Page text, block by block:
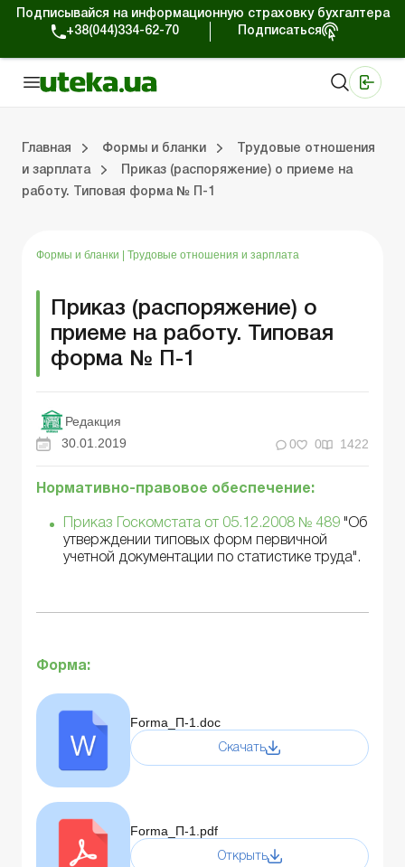
Подписывайся на информационную страховку бухгалтера
+38(044)334-62-70
Подписаться
Главная Формы и бланки
Трудовые отношения
и зарплата
Приказ (распоряжение) о приеме на
работу. Типовая форма № П-1
Формы и бланки Трудовые отношения и зарплата
Приказ (распоряжение) о
приеме на работу. Типовая
форма № П-1
Редакция
30.01.2019
0 0 1422
Нормативно-правовое обеспечение:
Приказ Госкомстата от 05.12.2008 № 489 "Об
утверждении типовых форм первичной
учетной документации по статистике труда".
Форма:
Forma_П-1.doc
Скачать
Forma_П-1.pdf
Открыть